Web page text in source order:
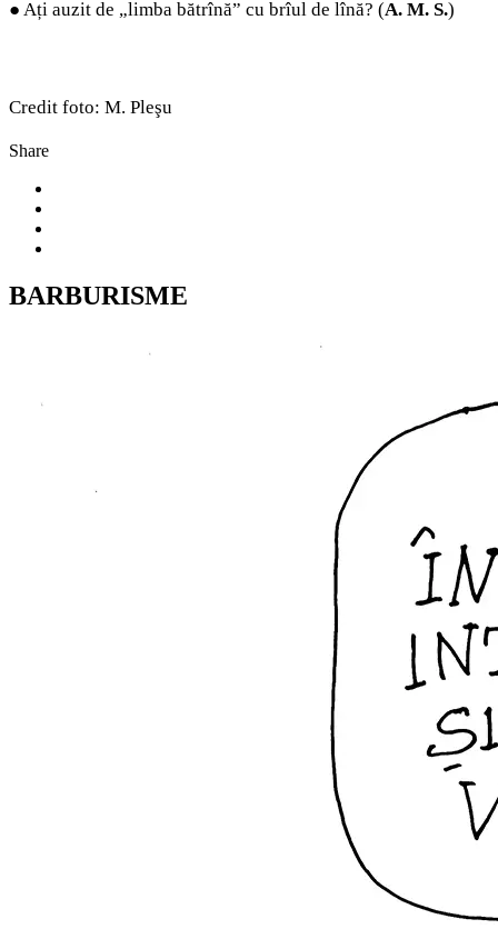
● Ați auzit de „limba bătrînă” cu brîul de lînă? (A. M. S.)
Credit foto: M. Pleşu
Share
BARBURISME